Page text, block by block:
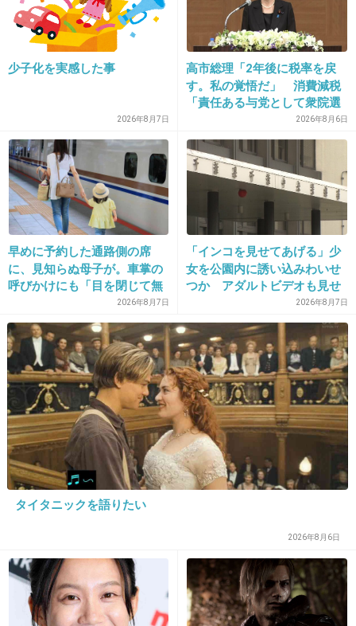
21. 匿名2018/10/14(日) 21:18:22
沢口さんって、歳いくつよ。美人。
+101 -1
22. 匿名 2018/10/14(日) 21:18:25
武藤さんこの世界で存在したことになってたの
ね。
+53
2018/10/14(日) 21:18:50
>>20
家帰ってちゃぶ台でお夕飯食べてるシーンもい
いよ
やっぱり事件解決の話してる
+30 -1
25. 匿名2018/10/14(日) 21:20:38
少子化を実感した事
2026年8月7日
高市総理「2年後に税率を戻
す。私の覚悟だ」 消費減税
「責任ある与党として衆院選
公約に掲げ理解賜った」2026年8月6日
早めに予約した通路側の席
に、見知らぬ母子が。車掌の
呼びかけにも「目を閉じて無
視」して居座られました。無
理やり奪われた席は、結
局“やったもん勝ち”になって
しまうのでしょうか？
2026年8月7日
「インコを見せてあげる」少
女を公園内に誘い込みわいせ
つか アダルトビデオも見せ
「どのような顔をするのか性
的な興味湧いた」75歳男を逮
捕
2026年8月7日
タイタニックを語りたい
2026年8月6日